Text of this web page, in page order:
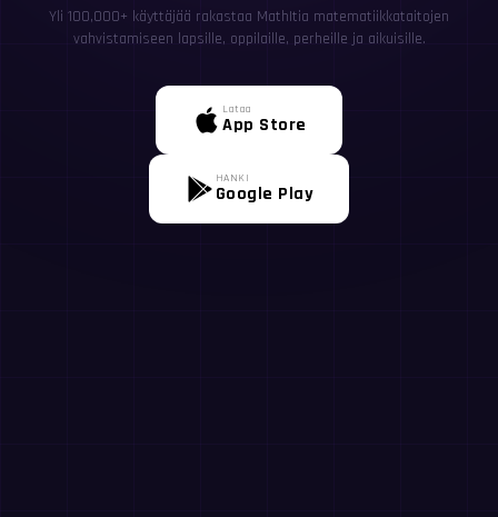
Yli 100,000+ käyttäjää rakastaa MathItia matematiikkataitojen
vahvistamiseen lapsille, oppilaille, perheille ja aikuisille.
Lataa
App Store
HANKI
Google Play